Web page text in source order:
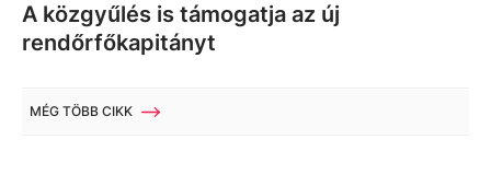
A közgyűlés is támogatja az új
rendőrfőkapitányt
MÉG TÖBB CIKK